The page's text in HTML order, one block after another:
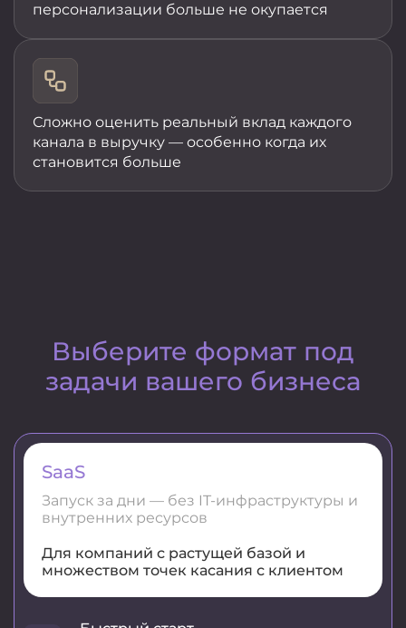
персонализации больше не окупается
Сложно оценить реальный вклад каждого
канала в выручку — особенно когда их
становится больше
Выберите формат под
задачи вашего бизнеса
SaaS
Запуск за дни — без IT-инфраструктуры и
внутренних ресурсов
Для компаний с растущей базой и
множеством точек касания с клиентом